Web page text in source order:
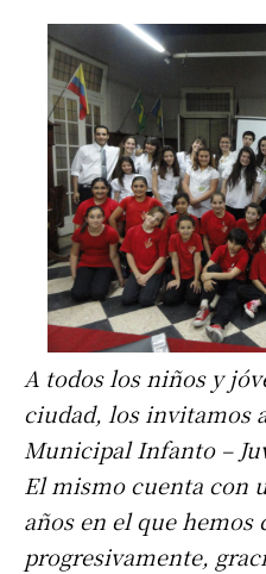
A todos los niños y
ciudad, los invitamos
Municipal Infanto –
El mismo cuenta con
años en el que hemos
progresivamente,